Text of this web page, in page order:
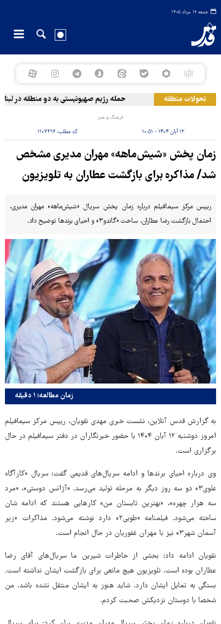
جمعه ۱۶ مرداد ۱۴۰۵
تحولات منطقه حمله رژیم صهیونیستی به دو منطقه در لبنان
فرهنگ و هنر
۱۲ آبان ۱۴۰۴ - ۱۰:۵۱ کد مطلب: ۱۱۰۷۳۱۶
زمان پخش «شیش‌ماهه» مهران مدیری مشخص
شد/ مذاکره برای بازگشت عطاران به تلویزیون
رییس مرکز سیمافیلم درباره زمان پخش سریال «شیش‌ماهه» مهران مدیری،
احتمال بازگشت رضا عطاران، ساخت «گاندو۳» و احیای برندها توضیح داد.
زمان مطالعه: ۱ دقیقه
به گزارش قدس آنلاین، نشست خبری مهدی نقویان، رییس مرکز سیمافیلم
امروز دوشنبه ۱۲ آبان ۱۴۰۴ با حضور خبرنگاران در دفتر سیمافیلم در حال
برگزاری است.
وی درباره احیای برندها و ادامه سریال‌های قدیمی گفت: سریال «کارآگاه
علوی۳» دو سه روز دیگر به مرحله تولید می‌رسد. «آژانس دوستی»، «مرد
سه هزار چهره»، «بهترین تابستان من» کارهایی هستند که ادامه شان
ساخته می‌شود. فیلمنامه «طوبی۲» دارد نوشته می‌شود. مذاکرات «زیر
آسمان شهر۳» نیز با مهران غفوریان در حال انجام است.
نقویان ادامه داد: بخشی از خاطرات شیرین ما سریال‌های آقای رضا
عطاران بوده است‌. تلویزیون هیچ مانعی برای بازگشت ایشان نداشته است.
بستگی به تمایل ایشان دارد. شاید هنوز به ایشان منتقل نشده باشد. من
شخصا با دوستان نزدیکش صحبت کردم.